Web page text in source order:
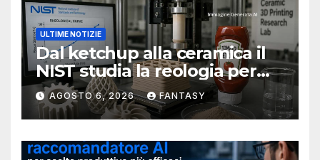
ULTIME NOTIZIE
Dal ketchup alla ceramica il
NIST studia la reologia per
rendere più affidabile la
stampa 3D
AGOSTO 6, 2026 FANTASY